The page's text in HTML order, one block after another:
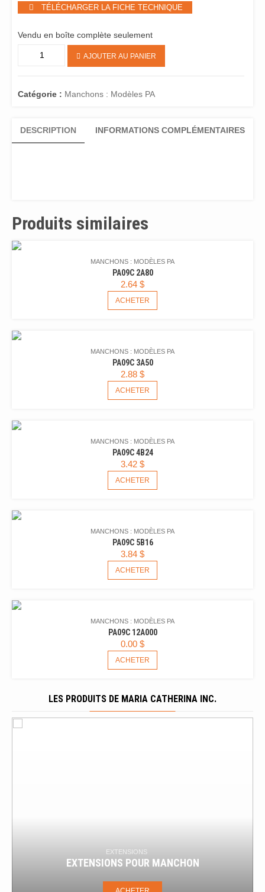
TÉLÉCHARGER LA FICHE TECHNIQUE
Vendu en boîte complète seulement
PA09c
AJOUTER AU PANIER
Catégorie : Manchons : Modèles PA
DESCRIPTION INFORMATIONS COMPLÉMENTAIRES
Produits similaires
MANCHONS : MODÈLES PA
PA09C 2A80
2.64 $
ACHETER
MANCHONS : MODÈLES PA
PA09C 3A50
2.88 $
ACHETER
MANCHONS : MODÈLES PA
PA09C 4B24
3.42 $
ACHETER
MANCHONS : MODÈLES PA
PA09C 5B16
3.84 $
ACHETER
MANCHONS : MODÈLES PA
PA09C 12A000
0.00 $
ACHETER
LES PRODUITS DE MARIA CATHERINA INC.
BOUCHONS TEMPORAIRES POUR
BÉTON